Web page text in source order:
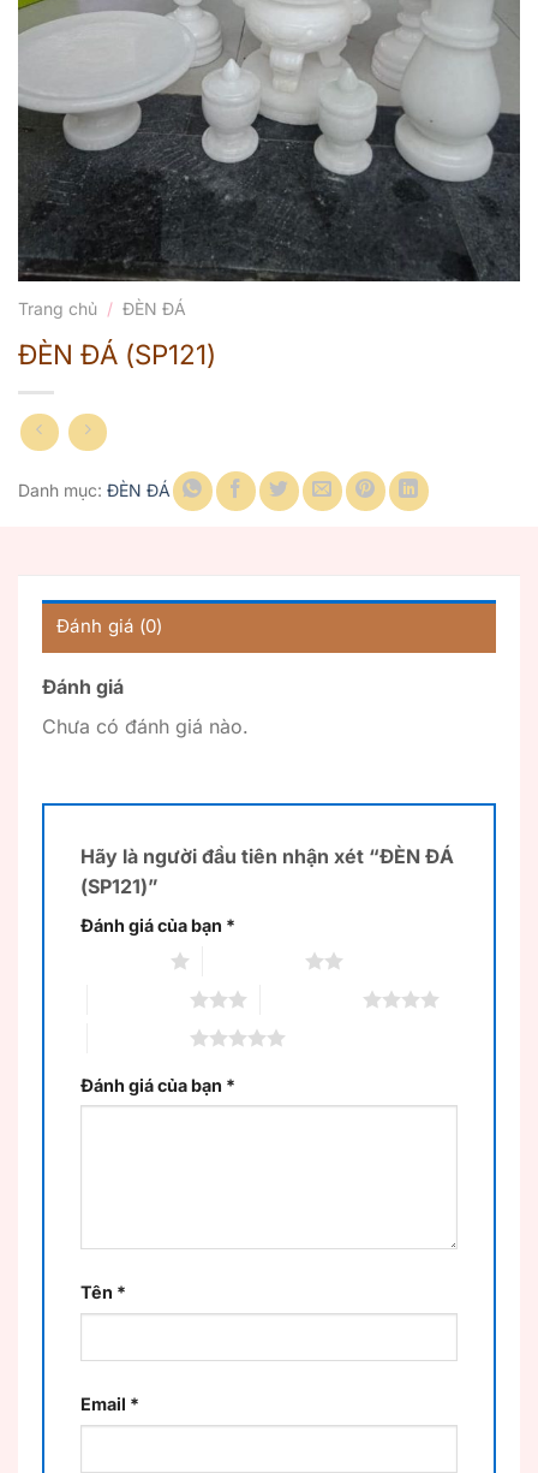
Trang chủ / ĐÈN ĐÁ
ĐÈN ĐÁ (SP121)
Danh mục: ĐÈN ĐÁ
Đánh giá (0)
Đánh giá
Chưa có đánh giá nào.
Hãy là người đầu tiên nhận xét “ĐÈN ĐÁ
(SP121)”
Đánh giá của bạn *
Đánh giá của bạn *
Tên *
Email *